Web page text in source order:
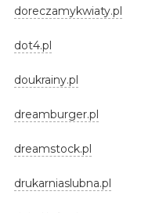
doreczamykwiaty.pl
dot4.pl
doukrainy.pl
dreamburger.pl
dreamstock.pl
drukarniaslubna.pl